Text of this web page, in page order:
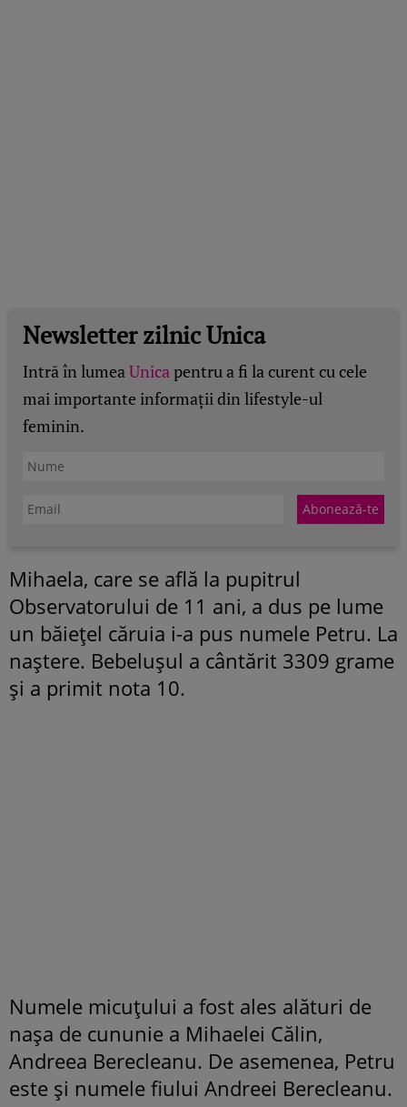
Newsletter zilnic Unica
Intră în lumeaUnicapentru a fi la curent cu cele
mai importante informații din lifestyle-ul
feminin.
Mihaela, care se află la pupitrul
Observatorului de 11 ani, a dus pe lume
un băiețel căruia i-a pus numele Petru. La
naștere. Bebelușul a cântărit 3309 grame
și a primit nota 10.
Numele micuțului a fost ales alături de
nașa de cununie a Mihaelei Călin,
Andreea Berecleanu. De asemenea, Petru
este și numele fiului Andreei Berecleanu.